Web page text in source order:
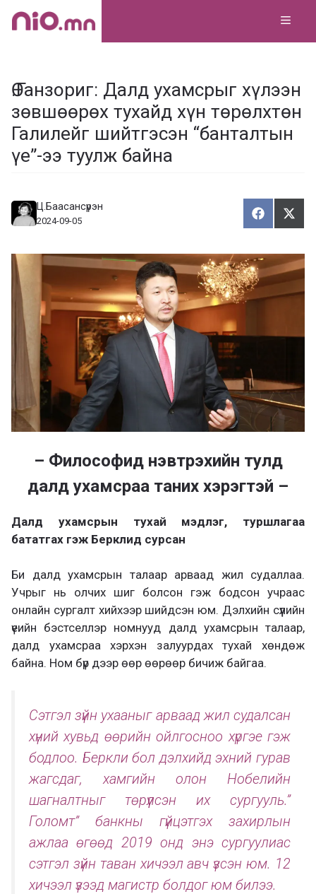
Skip
Ө.Ганзориг: Далд ухамсрыг хүлээн
зөвшөөрөх тухайд хүн төрөлхтөн
Галилейг шийтгэсэн “банталтын
үе”-ээ туулж байна
Ц.Баасансүрэн
2024-09-05
Х
у
а
а
л
а
Т
э
э
– Философид нэвтрэхийн тулд
далд ухамсраа таних хэрэгтэй –
Далд ухамсрын тухай мэдлэг, туршлагаа
бататгах гэж Берклид сурсан
Би далд ухамсрын талаар арваад жил судаллаа.
Учрыг нь олчих шиг болсон гэж бодсон учраас
онлайн сургалт хийхээр шийдсэн юм. Дэлхийн сүүлийн
үеийн бэстселлэр номнууд далд ухамсрын талаар,
далд ухамсраа хэрхэн залуурдах тухай хөндөж
байна. Ном бүр дээр өөр өөрөөр бичиж байгаа.
Сэтгэл зүйн ухааныг арваад жил судалсан
хүний хувьд өөрийн ойлгосноо хүргэе гэж
бодлоо. Беркли бол дэлхийд эхний гурав
жагсдаг, хамгийн олон Нобелийн
шагналтныг төрүүлсэн их сургууль.”
Голомт” банкны гүйцэтгэх захирлын
ажлаа өгөөд 2019 онд энэ сургуулиас
сэтгэл зүйн таван хичээл авч үзсэн юм. 12
хичээл үзээд магистр болдог юм билээ.